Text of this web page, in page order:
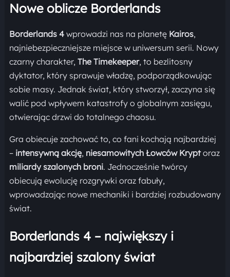
Nowe oblicze Borderlands
Borderlands 4wprowadzi nas na planetę Kairos,
najniebezpieczniejsze miejsce w uniwersum serii. Nowy
czarny charakter, The Timekeeper, to bezlitosny
dyktator, który sprawuje władzę, podporządkowując
sobie masy. Jednak świat, który stworzył, zaczyna się
walić pod wpływem katastrofy o globalnym zasięgu,
otwierając drzwi do totalnego chaosu.
Gra obiecuje zachować to, co fani kochają najbardziej
– intensywną akcję, niesamowitych Łowców Kryptoraz
miliardy szalonych broni. Jednocześnie twórcy
obiecują ewolucję rozgrywki oraz fabuły,
wprowadzając nowe mechaniki i bardziej rozbudowany
świat.
Borderlands 4 – największy i
najbardziej szalony świat